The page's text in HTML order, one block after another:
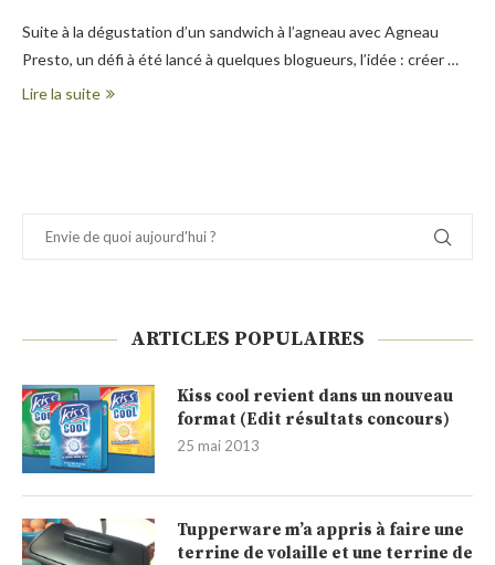
Suite à la dégustation d’un sandwich à l’agneau avec Agneau
Presto, un défi à été lancé à quelques blogueurs, l’idée : créer …
Lire la suite
ARTICLES POPULAIRES
Kiss cool revient dans un nouveau
format (Edit résultats concours)
25 mai 2013
Tupperware m’a appris à faire une
terrine de volaille et une terrine de